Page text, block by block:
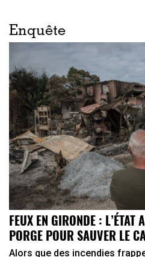
Enquête
FEUX EN GIRONDE :
PORGE POUR SAUVER LE
Alors que des incendies